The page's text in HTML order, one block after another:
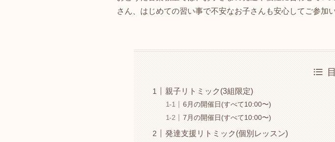
さん、はじめての習い事で不安なお子さんも安心してご参加
親子リトミック(3組限定)
6月の開催日(すべて10:00〜)
7月の開催日(すべて10:00〜)
発達支援リトミック(個別レッスン)